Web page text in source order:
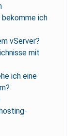
bekomme ich
vServer?
mit
ich eine